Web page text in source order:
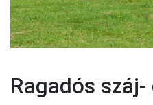
Ragadós